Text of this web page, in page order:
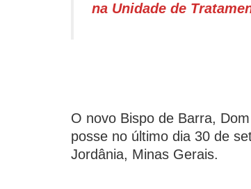
na Unidade de
O novo Bispo de Barra,
posse no último dia 30 de
Jordânia, Minas Gerais.